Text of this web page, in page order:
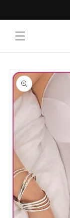
ai contenuti
informazioni
sul prodotto